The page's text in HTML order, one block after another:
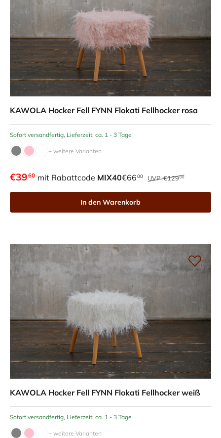
KAWOLA Hocker Fell FYNN Flokati Fellhocker rosa
Sofort versandfertig, Lieferzeit: ca. 1 - 3 Tage
+ weitere Varianten
€3960 mit Rabattcode MIX40€6600 UVP€12900
In den Warenkorb
KAWOLA Hocker Fell FYNN Flokati Fellhocker weiß
Sofort versandfertig, Lieferzeit: ca. 1 - 3 Tage
+ weitere Varianten